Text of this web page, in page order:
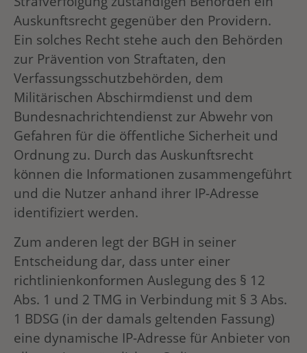
Auskunftsrecht gegenüber den Providern.
Ein solches Recht stehe auch den Behörden
zur Prävention von Straftaten, den
Verfassungsschutzbehörden, dem
Militärischen Abschirmdienst und dem
Bundesnachrichtendienst zur Abwehr von
Gefahren für die öffentliche Sicherheit und
Ordnung zu. Durch das Auskunftsrecht
können die Informationen zusammengeführt
und die Nutzer anhand ihrer IP-Adresse
identifiziert werden.
Zum anderen legt der BGH in seiner
Entscheidung dar, dass unter einer
richtlinienkonformen Auslegung des § 12
Abs. 1 und 2 TMG in Verbindung mit § 3 Abs.
1 BDSG (in der damals geltenden Fassung)
eine dynamische IP-Adresse für Anbieter von